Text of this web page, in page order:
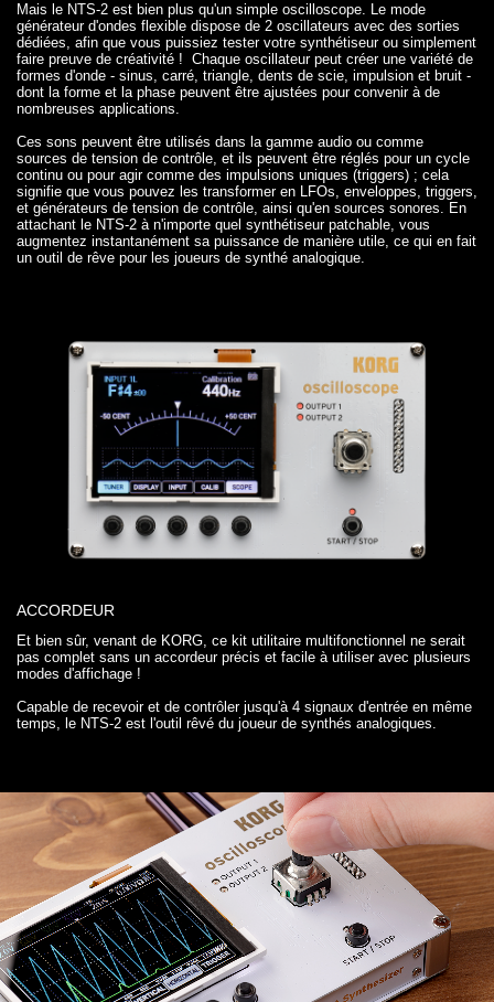
Mais le NTS-2 est bien plus qu'un simple oscilloscope. Le mode
générateur d'ondes flexible dispose de 2 oscillateurs avec des sorties
dédiées, afin que vous puissiez tester votre synthétiseur ou simplement
faire preuve de créativité ! Chaque oscillateur peut créer une variété de
formes d'onde - sinus, carré, triangle, dents de scie, impulsion et bruit -
dont la forme et la phase peuvent être ajustées pour convenir à de
nombreuses applications.
Ces sons peuvent être utilisés dans la gamme audio ou comme
sources de tension de contrôle, et ils peuvent être réglés pour un cycle
continu ou pour agir comme des impulsions uniques (triggers) ; cela
signifie que vous pouvez les transformer en LFOs, enveloppes, triggers,
et générateurs de tension de contrôle, ainsi qu'en sources sonores. En
attachant le NTS-2 à n'importe quel synthétiseur patchable, vous
augmentez instantanément sa puissance de manière utile, ce qui en fait
un outil de rêve pour les joueurs de synthé analogique.
ACCORDEUR
Et bien sûr, venant de KORG, ce kit utilitaire multifonctionnel ne serait
pas complet sans un accordeur précis et facile à utiliser avec plusieurs
modes d'affichage !
Capable de recevoir et de contrôler jusqu'à 4 signaux d'entrée en même
temps, le NTS-2 est l'outil rêvé du joueur de synthés analogiques.